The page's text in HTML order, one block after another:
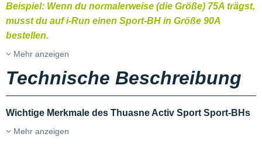
Beispiel: Wenn du normalerweise (die Größe) 75A trägst,
musst du auf i-Run einen Sport-BH in Größe 90A
bestellen.
Mehr anzeigen
Technische Beschreibung
Wichtige Merkmale des Thuasne Activ Sport Sport-BHs
Mehr anzeigen